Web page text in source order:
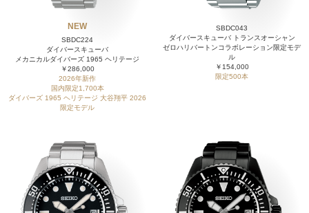
NEW
SBDC224
ダイバースキューバ
メカニカルダイバーズ 1965 ヘリテージ
￥286,000
2026年新作
国内限定1,700本
ダイバーズ 1965 ヘリテージ 大谷翔平 2026
限定モデル
SBDC043
ダイバースキューバ トランスオーシャン
ゼロハリバートンコラボレーション限定モデ
ル
￥154,000
限定500本